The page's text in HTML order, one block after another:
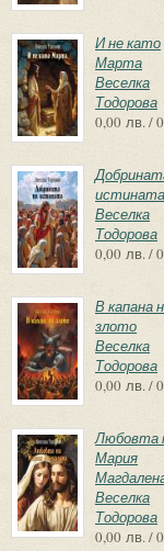
И не като
Марта
Веселка
Тодорова
0,00 лв. /
истината
Веселка
Тодорова
0,00 лв. /
В капана
злото
Веселка
Тодорова
0,00 лв. /
Любовта
Мария
Веселка
Тодорова
0,00 лв. /